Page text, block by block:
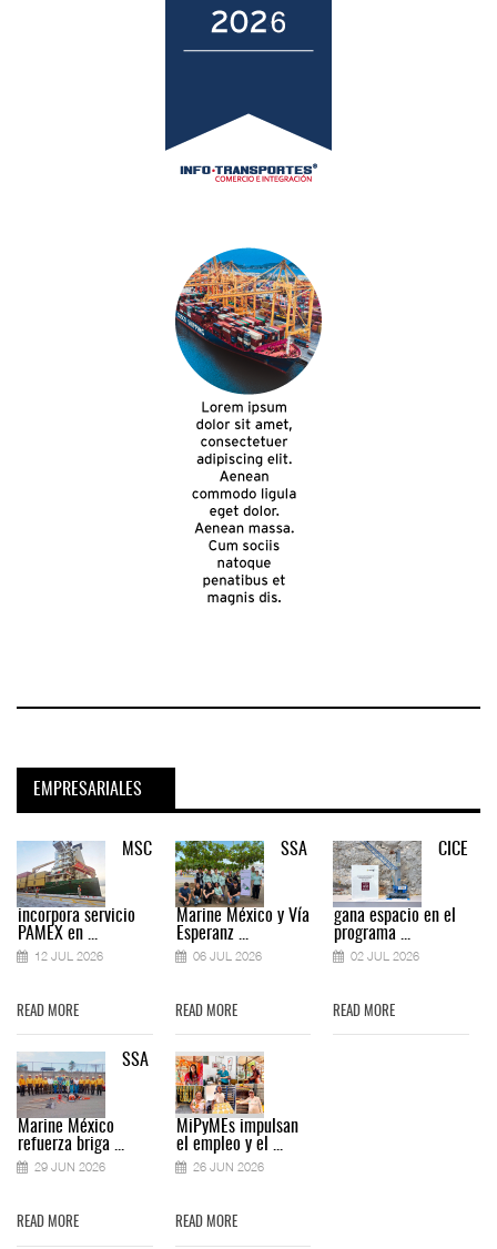
EMPRESARIALES
MSC
incorpora servicio
PAMEX en ...
12 JUL 2026
READ MORE
SSA
Marine México
refuerza briga ...
29 JUN 2026
READ MORE
SSA
Marine México y Vía
Esperanz ...
06 JUL 2026
READ MORE
MiPyMEs impulsan
el empleo y el ...
26 JUN 2026
READ MORE
CICE
gana espacio en el
programa ...
02 JUL 2026
READ MORE